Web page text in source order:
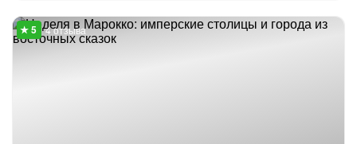
4 отзыва